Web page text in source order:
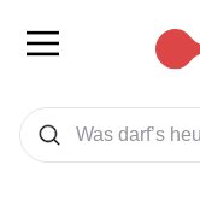
Was wollen Sie suchen
Suchen